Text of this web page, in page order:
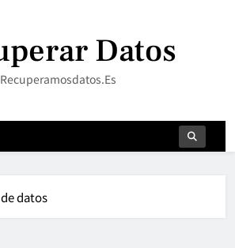
Datos
Recuperamosdatos.es
datos